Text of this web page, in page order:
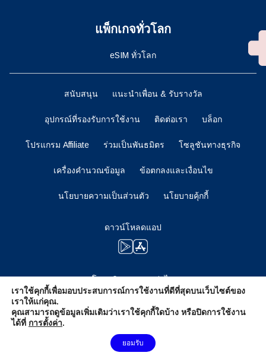
แพ็กเกจทั่วโลก
eSIM ทั่วโลก
สนับสนุน แนะนำเพื่อน & รับรางวัล
อุปกรณ์ที่รองรับการใช้งาน ติดต่อเรา บล็อก
โปรแกรม Affiliate ร่วมเป็นพันธมิตร โซลูชันทางธุรกิจ
เครื่องคำนวณข้อมูล ข้อตกลงและเงื่อนไข
นโยบายความเป็นส่วนตัว นโยบายคุ้กกี้
ดาวน์โหลดแอป
โปรดติดตามตอนต่อไป
เราใช้คุกกี้เพื่อมอบประสบการณ์การใช้งานที่ดีที่สุดบนเว็บไซต์ของ
เราให้แก่คุณ.
คุณสามารถดูข้อมูลเพิ่มเติมว่าเราใช้คุกกี้ใดบ้าง หรือปิดการใช้งาน
ได้ที่ การตั้งค่า.
ยอมรับ
ต้องการความช่วยเหลือไหม?